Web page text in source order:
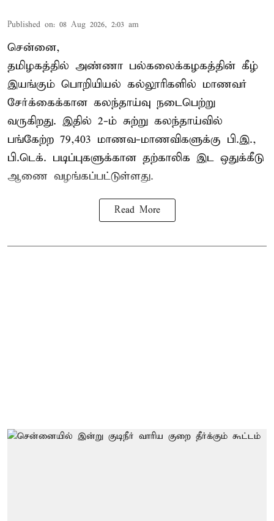
Published on: 08 Aug 2026, 2:03 am
சென்னை,
தமிழகத்தில் அண்ணா பல்கலைக்கழகத்தின் கீழ்
இயங்கும் பொறியியல் கல்லூரிகளில் மாணவர்
சேர்க்கைக்கான கலந்தாய்வு நடைபெற்று
வருகிறது. இதில் 2-ம் சுற்று கலந்தாய்வில்
பங்கேற்ற 79,403 மாணவ-மாணவிகளுக்கு பி.இ.,
பி.டெக். படிப்புகளுக்கான தற்காலிக இட ஒதுக்கீடு
ஆணை வழங்கப்பட்டுள்ளது.
Read More